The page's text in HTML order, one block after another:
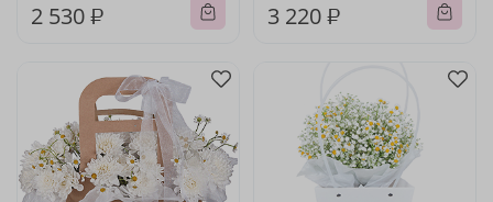
2 530 ₽ 3 220 ₽